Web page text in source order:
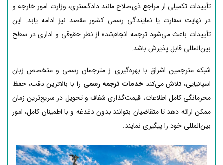
تأییدات تکمیلی از مراجع ذی‌صلاح مانند دادگستری، وزارت امور خارجه و
در نهایت سفارت یا نمایندگی رسمی کشور مقصد نیز ادامه یابد. این
تأییدات باعث می‌شود ترجمه انجام‌شده از نظر حقوقی و اداری در سطح
بین‌المللی قابل پذیرش باشد.
شبکه مترجمین اشراق با بهره‌گیری از مترجمان رسمی و متخصص زبان
اسپانیایی، تلاش می‌کندخدمات ترجمه رسمی را با بالاترین دقت، حفظ
محرمانگی کامل اطلاعات، قیمت‌گذاری شفاف و تحویل در سریع‌ترین زمان
ممکن ارائه دهد تا متقاضیان بتوانند بدون دغدغه و با اطمینان کامل، امور
بین‌المللی خود را پیگیری نمایند.